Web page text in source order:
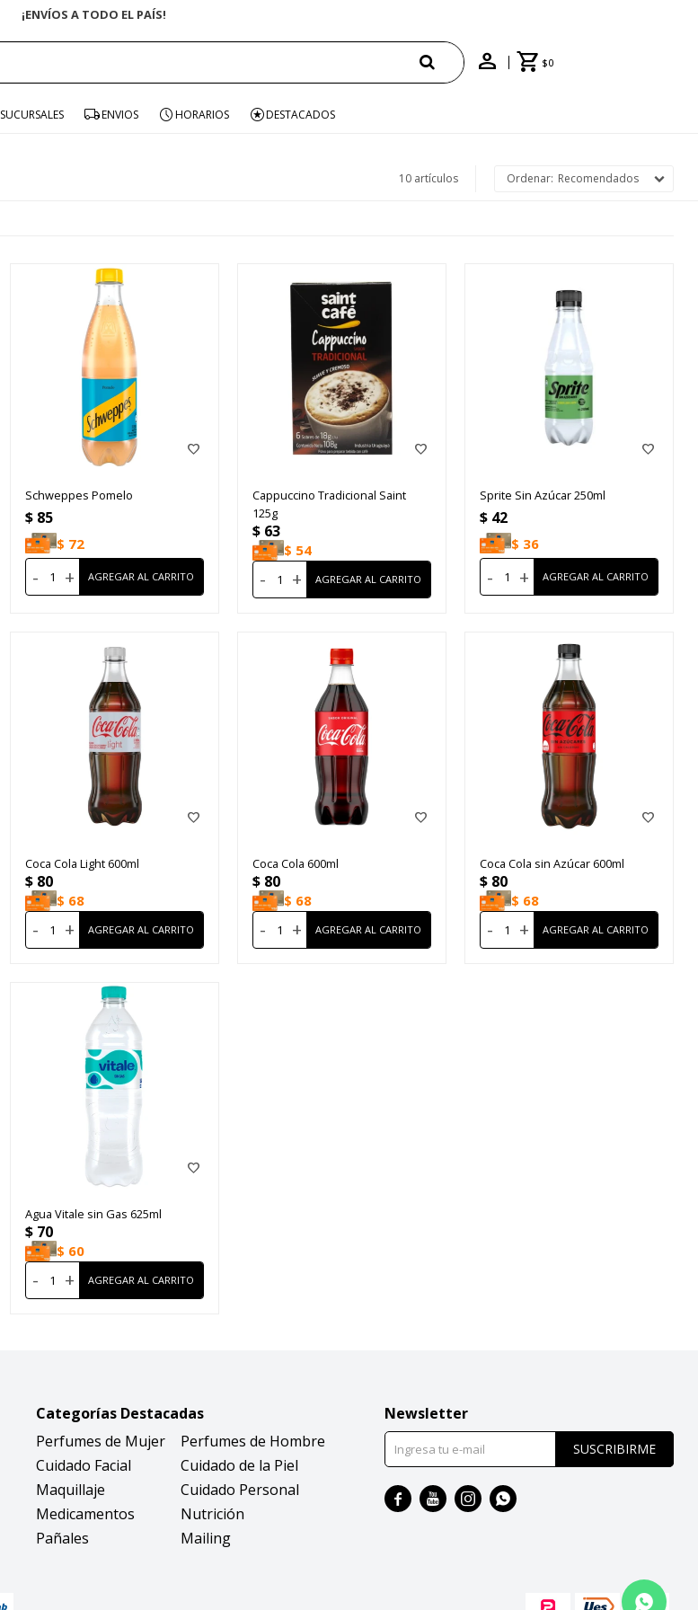
¡ENVÍOS A TODO EL PAÍS!
$0
SUCURSALES ENVIOS HORARIOS DESTACADOS
10 artículos Recomendados
Schweppes Pomelo
$ 85
$ 72
- +
Cappuccino Tradicional Saint
125g
$ 63
$ 54
- +
Sprite Sin Azúcar 250ml
$ 42
$ 36
- +
Coca Cola Light 600ml
$ 80
$ 68
- +
Coca Cola 600ml
$ 80
$ 68
- +
Coca Cola sin Azúcar 600ml
$ 80
$ 68
- +
Agua Vitale sin Gas 625ml
$ 70
$ 60
- +
Categorías Destacadas
Perfumes de Mujer
Perfumes de Hombre
Cuidado Facial
Cuidado de la Piel
Maquillaje
Cuidado Personal
Medicamentos
Nutrición
Pañales
Mailing
Newsletter
SUSCRIBIRME
   